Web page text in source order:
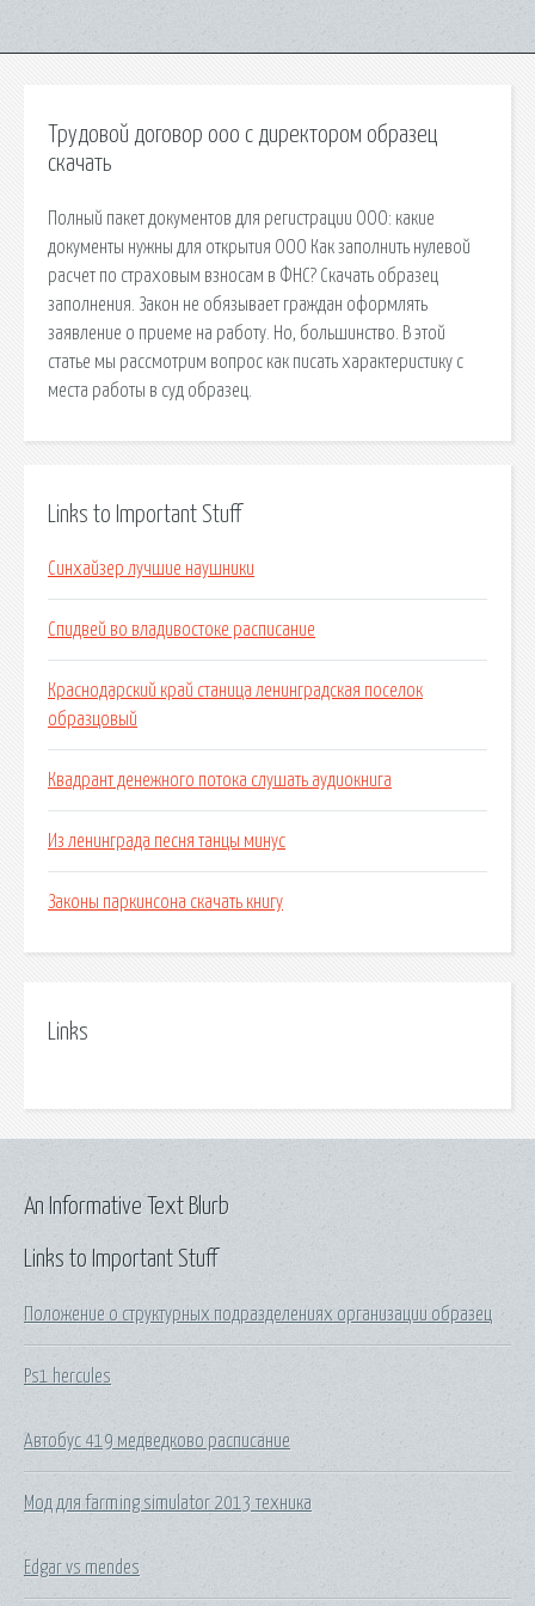
Трудовой договор ооо с директором образец
скачать
Полный пакет документов для регистрации ООО: какие
документы нужны для открытия ООО Как заполнить нулевой
расчет по страховым взносам в ФНС? Скачать образец
заполнения. Закон не обязывает граждан оформлять
заявление о приеме на работу. Но, большинство. В этой
статье мы рассмотрим вопрос как писать характеристику с
места работы в суд образец.
Links to Important Stuff
Синхайзер лучшие наушники
Спидвей во владивостоке расписание
Краснодарский край станица ленинградская поселок
образцовый
Квадрант денежного потока слушать аудиокнига
Из ленинграда песня танцы минус
Законы паркинсона скачать книгу
Links
Links to Important Stuff
Положение о структурных подразделениях организации образец
Ps1 hercules
Автобус 419 медведково расписание
Мод для farming simulator 2013 техника
Edgar vs mendes
An Informative Text Blurb